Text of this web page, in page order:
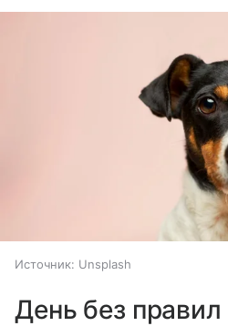
Источник: Unsplash
День без правил